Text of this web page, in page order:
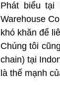
Phát biểu tại
Warehouse
khó khăn để
Chúng tôi
chain) tại
là thế mạnh